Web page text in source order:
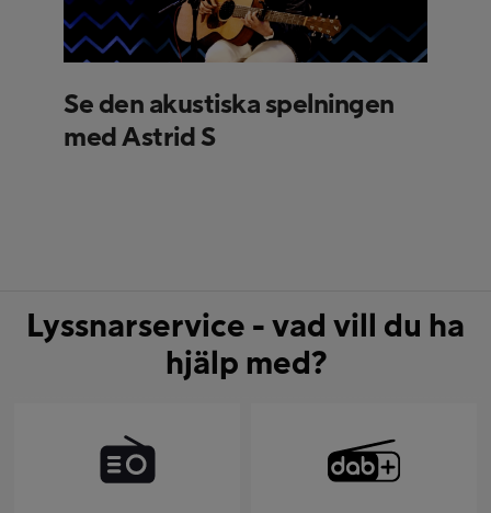
Se den akustiska spelningen
med Astrid S
Lyssnarservice - vad vill du ha
hjälp med?